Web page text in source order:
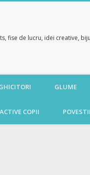
fise de lucru, idei creative,
GLUME
COPII